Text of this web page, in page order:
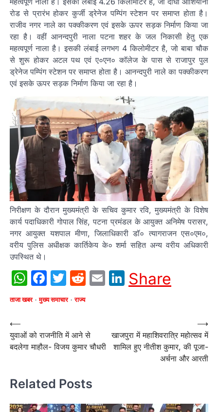
रोड से प्रारंभ होकर कुर्जी ड्रेनेज पम्पिंग स्टेशन पर समाप्त होता है।
राजीव नगर नाले का पक्कीकरण एवं इसके ऊपर सड़क निर्माण किया जा
रहा है। वहीं आनन्दपुरी नाला पटना शहर के जल निकासी हेतु एक
महत्वपूर्ण नाला है। इसकी लंबाई लगभग 4 किलोमीटर है, जो बाबा चौक
से शुरू होकर अटल पथ एवं ए०एन० कॉलेज के पास से राजापुर पुल
ड्रेनेज पम्पिंग स्टेशन पर समाप्त होता है। आनन्दपुरी नाले का पक्कीकरण
एवं इसके ऊपर सड़क निर्माण किया जा रहा है।
निरीक्षण के दौरान मुख्यमंत्री के सचिव कुमार रवि, मुख्यमंत्री के विशेष
कार्य पदाधिकारी गोपाल सिंह, पटना प्रमंडल के आयुक्त अनिमेष परासर,
नगर आयुक्त यशपाल मीणा, जिलाधिकारी डॉ० त्यागराजन एस०एम०,
वरीय पुलिस अधीक्षक कार्तिकेय के० शर्मा सहित अन्य वरीय अधिकारी
उपस्थित थे।
WhatsApp
Facebook
Twitter
Reddit
EmailLinkedIn
Share
ताजा खबर मुख्य समाचार राज्य
Post
navigation
⟵
युवाओं को राजनीति में आने से
बदलेगा माहौल- विजय कुमार चौधरी
खाजपुरा में महाशिवरात्रि महोत्सव में
शामिल हुए नीतीश कुमार, की पूजा-
अर्चना और आरती
⟶
Related Posts